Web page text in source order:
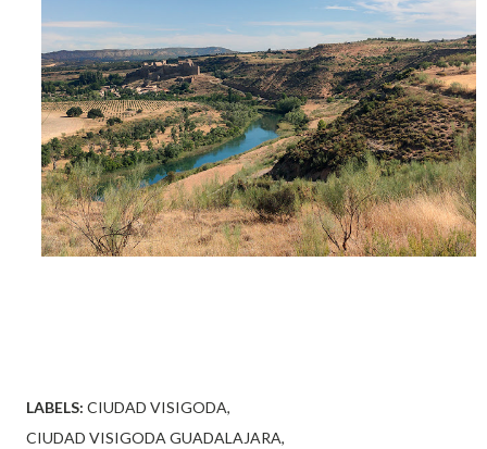
LABELS: CIUDAD VISIGODA
CIUDAD VISIGODA GUADALAJARA